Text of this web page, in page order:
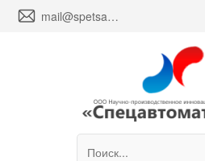
envelope mail@spetsavtomatika-m.ru